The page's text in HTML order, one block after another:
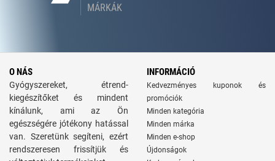
MÁRKÁK
O NÁS
Gyógyszereket, étrend-
kiegészítőket és mindent
kínálunk, ami az Ön
egészségére jótékony hatással
van. Szeretünk segíteni, ezért
rendszeresen frissítjük és
INFORMÁCIÓ
Kedvezményes kuponok és
promóciók
Minden kategória
Minden márka
Minden e-shop
Újdonságok